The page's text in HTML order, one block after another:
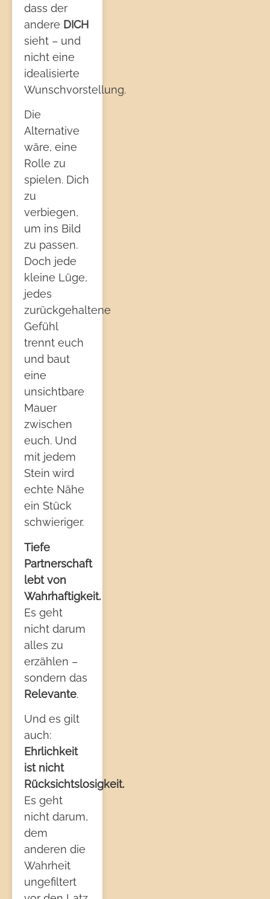
dass der
andere DICH
sieht – und
nicht eine
idealisierte
Wunschvorstellung.
Die
Alternative
wäre, eine
Rolle zu
spielen. Dich
zu
verbiegen,
um ins Bild
zu passen.
Doch jede
kleine Lüge,
jedes
zurückgehaltene
Gefühl
trennt euch
und baut
eine
unsichtbare
Mauer
zwischen
euch. Und
mit jedem
Stein wird
echte Nähe
ein Stück
schwieriger.
Tiefe
Partnerschaft
lebt von
Wahrhaftigkeit.
Es geht
nicht darum
alles zu
erzählen –
sondern das
Relevante.
Und es gilt
auch:
Ehrlichkeit
ist nicht
Rücksichtslosigkeit.
Es geht
nicht darum,
dem
anderen die
Wahrheit
ungefiltert